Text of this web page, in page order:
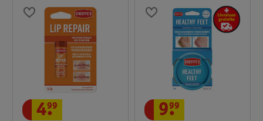
4.
99 9.
99